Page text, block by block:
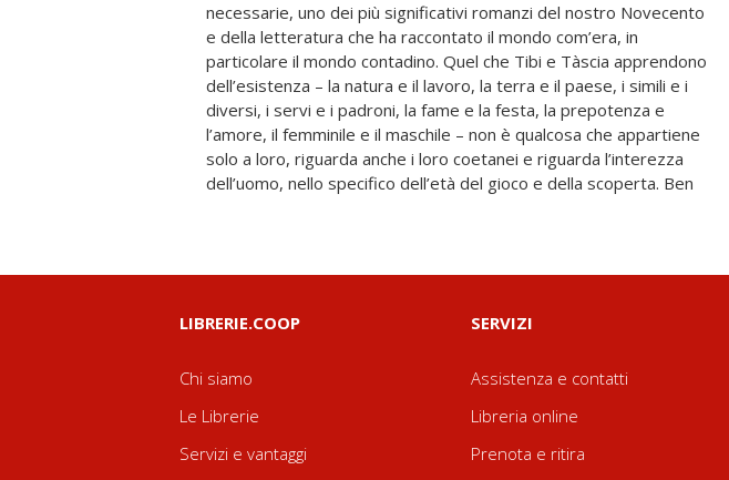
necessarie, uno dei più significativi romanzi del nostro Novecento
e della letteratura che ha raccontato il mondo com’era, in
particolare il mondo contadino. Quel che Tibi e Tàscia apprendono
dell’esistenza – la natura e il lavoro, la terra e il paese, i simili e i
diversi, i servi e i padroni, la fame e la festa, la prepotenza e
l’amore, il femminile e il maschile – non è qualcosa che appartiene
solo a loro, riguarda anche i loro coetanei e riguarda l’interezza
dell’uomo, nello specifico dell’età del gioco e della scoperta. Ben
e nella costanza dei confronti. Questo «romanzo dell’infanzia»
scritto da un giovane calabrese che ha potuto accedere agli studi
(e all’emigrazione come scoperta e come possibilità) difficilmente
chi oggi lo scopre potrà dimenticarlo. Questa scoperta sarà per lui
qualcosa di più che la scoperta di un buon romanzo, bensì quella di
uno dei più bei romanzi sull’infanzia che si conoscano, degno dei
LIBRERIE.COOP
Chi siamo
Le Librerie
Servizi e vantaggi
SERVIZI
Assistenza e contatti
Libreria online
Prenota e ritira